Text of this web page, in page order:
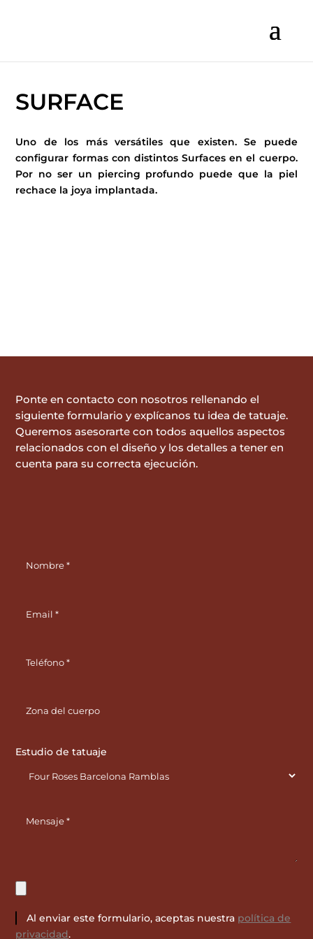
SURFACE
Uno de los más versátiles que existen. Se puede
configurar formas con distintos Surfaces en el cuerpo.
Por no ser un piercing profundo puede que la piel
rechace la joya implantada.
Ponte en contacto con nosotros rellenando el
siguiente formulario y explícanos tu idea de tatuaje.
Queremos asesorarte con todos aquellos aspectos
relacionados con el diseño y los detalles a tener en
cuenta para su correcta ejecución.
Estudio de tatuaje
Al enviar este formulario, aceptas nuestra política de
privacidad.